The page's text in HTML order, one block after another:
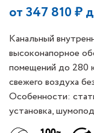
от347 810₽
Канальный
высоконапорное
помещений до 280
свежего воздуха
Особенности:
установка,
функция